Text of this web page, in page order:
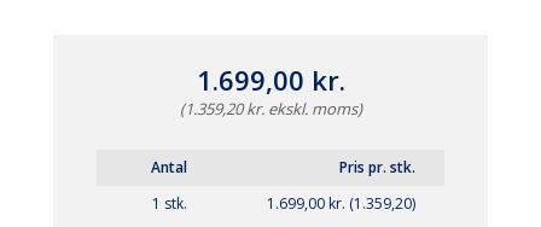
1.699,00 kr.
(1.359,20 kr. ekskl. moms)
Antal
Pris pr. stk.
1 stk.
1.699,00 kr. (1.359,20)